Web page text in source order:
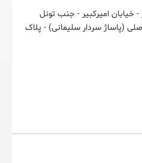
خیابان امیرکبیر - جنب تونل
(پاساژ سردار سلیمانی) - پلاک